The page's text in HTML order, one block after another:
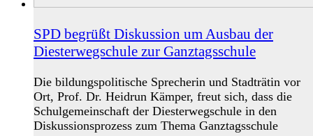
SPD begrüßt Diskussion um Ausbau der
Diesterwegschule zur Ganztagsschule
Die bildungspolitische Sprecherin und Stadträtin vor
Ort, Prof. Dr. Heidrun Kämper, freut sich, dass die
Schulgemeinschaft der Diesterwegschule in den
Diskussionsprozess zum Thema Ganztagsschule